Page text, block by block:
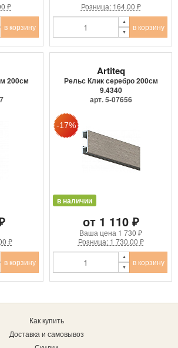
₽
в корзину
Розница: 164.00 ₽
в корзину
200см
₽
в корзину
Artiteq
Рельс Клик серебро 200см
9.4340
арт. 5-07656
в наличии
от 1 110 ₽
Ваша цена 1 730 ₽
Розница: 1 730.00 ₽
в корзину
Как купить
Доставка и самовывоз